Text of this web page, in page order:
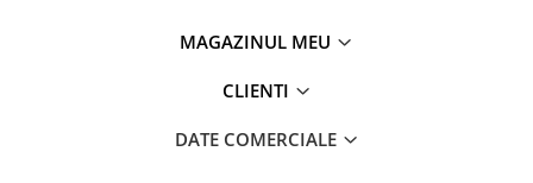
MAGAZINUL MEU
CLIENTI
DATE COMERCIALE